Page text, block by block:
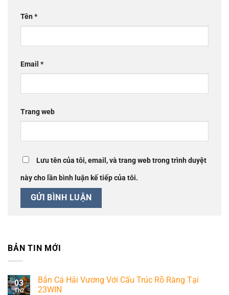
Tên*
Email *
Trang web
Lưu tên của tôi, email, và trang web trong trình duyệt
này cho lần bình luận kế tiếp của tôi.
BẢN TIN MỚI
03
Th2
Bắn Cá Hải Vương Với Cấu Trúc Rõ Ràng Tại
23WIN